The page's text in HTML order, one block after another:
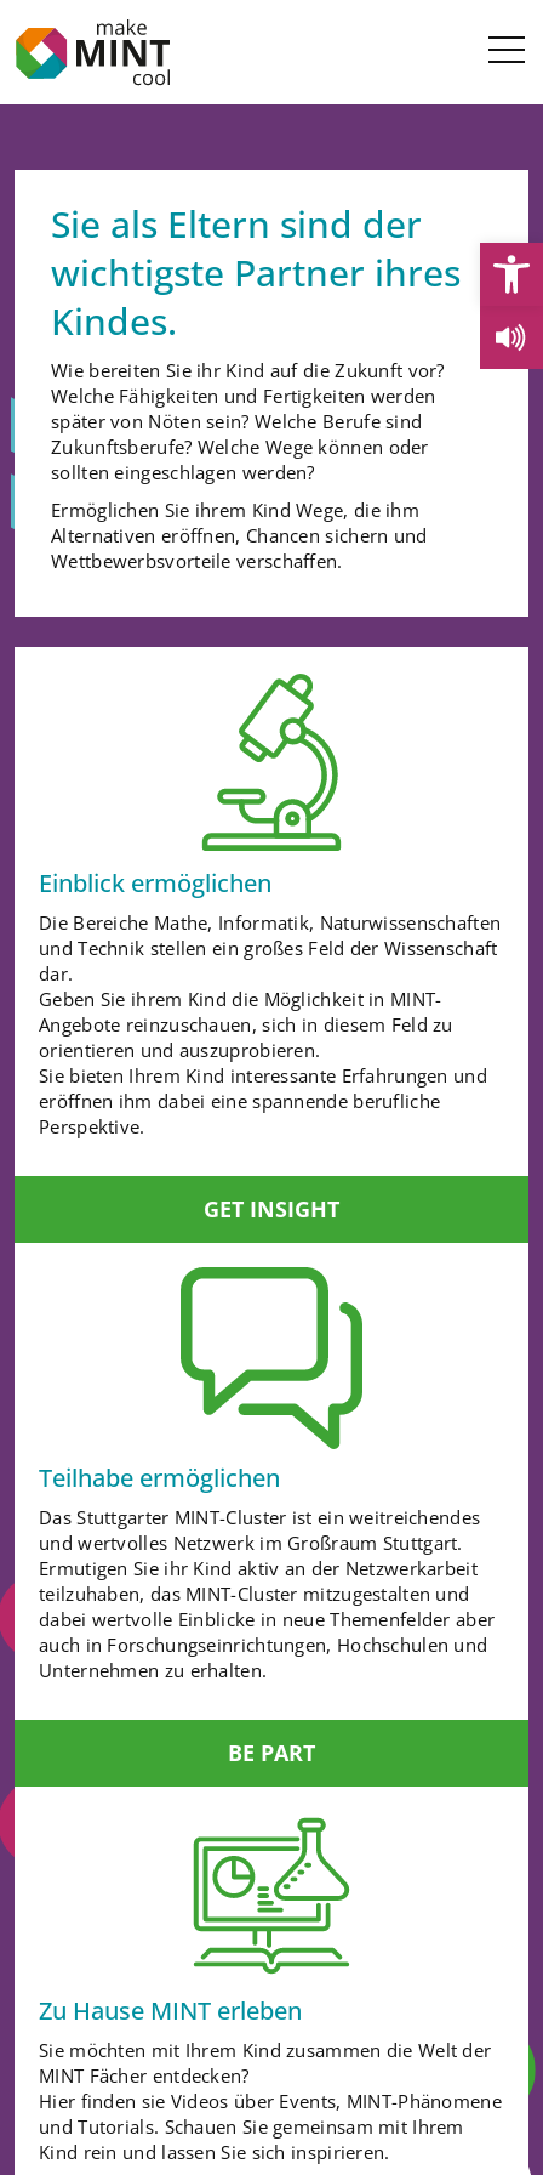
Sie als Eltern sind der
wichtigste Partner ihres
Kindes.
Wie bereiten Sie ihr Kind auf die Zukunft vor?
Welche Fähigkeiten und Fertigkeiten werden
später von Nöten sein? Welche Berufe sind
Zukunftsberufe? Welche Wege können oder
sollten eingeschlagen werden?
Ermöglichen Sie ihrem Kind Wege, die ihm
Alternativen eröffnen, Chancen sichern und
Wettbewerbsvorteile verschaffen.
Einblick ermöglichen
Die Bereiche Mathe, Informatik, Naturwissenschaften
und Technik stellen ein großes Feld der Wissenschaft
dar.
Geben Sie ihrem Kind die Möglichkeit in MINT-
Angebote reinzuschauen, sich in diesem Feld zu
orientieren und auszuprobieren.
Sie bieten Ihrem Kind interessante Erfahrungen und
eröffnen ihm dabei eine spannende berufliche
Perspektive.
GET INSIGHT
Teilhabe ermöglichen
Das Stuttgarter MINT-Cluster ist ein weitreichendes
und wertvolles Netzwerk im Großraum Stuttgart.
Ermutigen Sie ihr Kind aktiv an der Netzwerkarbeit
teilzuhaben, das MINT-Cluster mitzugestalten und
dabei wertvolle Einblicke in neue Themenfelder aber
auch in Forschungseinrichtungen, Hochschulen und
Unternehmen zu erhalten.
BE PART
Zu Hause MINT erleben
Sie möchten mit Ihrem Kind zusammen die Welt der
MINT Fächer entdecken?
Hier finden sie Videos über Events, MINT-Phänomene
und Tutorials. Schauen Sie gemeinsam mit Ihrem
Kind rein und lassen Sie sich inspirieren.